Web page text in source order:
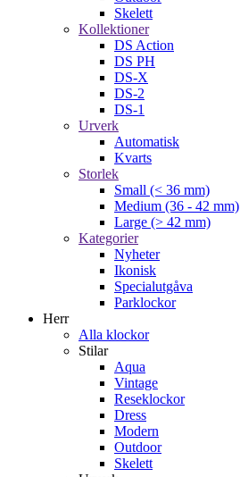
Skelett
Kollektioner
DS Action
DS PH
DS-X
DS-2
DS-1
Urverk
Automatisk
Kvarts
Storlek
Small (< 36 mm)
Medium (36 - 42 mm)
Large (> 42 mm)
Kategorier
Nyheter
Ikonisk
Specialutgåva
Parklockor
Herr
Alla klockor
Stilar
Aqua
Vintage
Reseklockor
Dress
Modern
Outdoor
Skelett